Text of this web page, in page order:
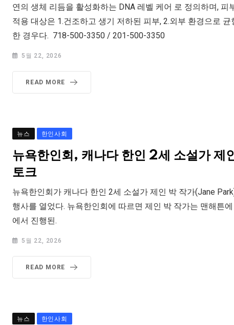
연의 생체 리듬을 활성화하는 DNA 레벨 케어 로 정의하며,
적용 대상은 1.건조하고 생기 저하된 피부, 2.외부 환경으로
한 경우다. 718-500-3350 / 201-500-3350
5월 22, 2026
READ MORE
뉴스 한인사회
뉴욕한인회, 캐나다 한인 2세 소설가 제
토크
뉴욕한인회가 캐나다 한인 2세 소설가 제인 박 작가(Jane
행사를 열었다. 뉴욕한인회에 따르면 제인 박 작가는 맨해튼
에서 진행된.
5월 22, 2026
READ MORE
뉴스 한인사회